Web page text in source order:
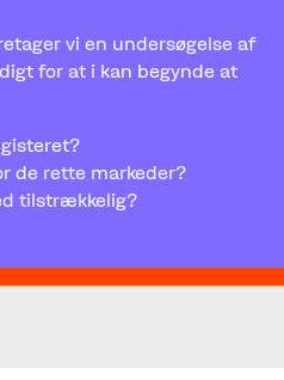
vi en undersøgelse af
for at i kan begynde at
de rette markeder?
tilstrækkelig?